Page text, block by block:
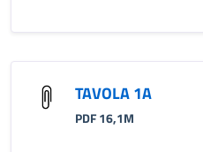
TAVOLA 1A
PDF 16,1M